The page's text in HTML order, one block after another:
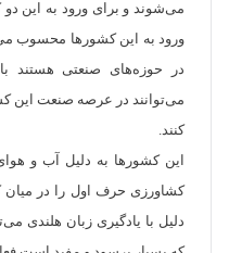
می‌شوند و برای ورود به این دو
ورود به این کشورها محسوب
در حوز‌ه‌های صنعتی هستند
می‌توانند در عرصه صنعت این
کنند.
این کشورها به دلیل آب و
کشاورزی حرف اول را در میان
دلیل با یادگیری زبان هلندی